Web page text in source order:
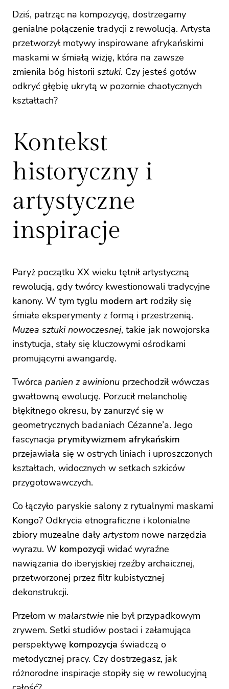
Dziś, patrząc na kompozycję, dostrzegamy
genialne połączenie tradycji z rewolucją. Artysta
przetworzył motywy inspirowane afrykańskimi
maskami w śmiałą wizję, która na zawsze
zmieniła bóg historii sztuki. Czy jesteś gotów
odkryć głębię ukrytą w pozornie chaotycznych
kształtach?
Kontekst
historyczny i
artystyczne
inspiracje
Paryż początku XX wieku tętnił artystyczną
rewolucją, gdy twórcy kwestionowali tradycyjne
kanony. W tym tyglu modern art rodziły się
śmiałe eksperymenty z formą i przestrzenią.
Muzea sztuki nowoczesnej, takie jak nowojorska
instytucja, stały się kluczowymi ośrodkami
promującymi awangardę.
Twórca panien z awinionu przechodził wówczas
gwałtowną ewolucję. Porzucił melancholię
błękitnego okresu, by zanurzyć się w
geometrycznych badaniach Cézanne’a. Jego
fascynacja prymitywizmem afrykańskim
przejawiała się w ostrych liniach i uproszczonych
kształtach, widocznych w setkach szkiców
przygotowawczych.
Co łączyło paryskie salony z rytualnymi maskami
Kongo? Odkrycia etnograficzne i kolonialne
zbiory muzealne dały artystom nowe narzędzia
wyrazu. W kompozycji widać wyraźne
nawiązania do iberyjskiej rzeźby archaicznej,
przetworzonej przez filtr kubistycznej
dekonstrukcji.
Przełom w malarstwie nie był przypadkowym
zrywem. Setki studiów postaci i załamująca
perspektywę kompozycja świadczą o
metodycznej pracy. Czy dostrzegasz, jak
różnorodne inspiracje stopiły się w rewolucyjną